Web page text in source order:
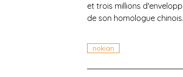
et trois millions
de son homologue chinois.
nokian